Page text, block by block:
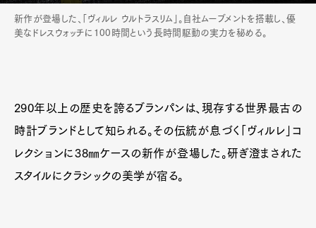
新作が登場した、「ヴィルレ ウルトラスリム」。自社ムーブメントを搭載し、優
美なドレスウォッチに100時間という長時間駆動の実力を秘める。
290年以上の歴史を誇るブランパンは、現存する世界最古の
時計ブランドとして知られる。その伝統が息づく「ヴィルレ」コ
レクションに38㎜ケースの新作が登場した。研ぎ澄まされた
スタイルにクラシックの美学が宿る。